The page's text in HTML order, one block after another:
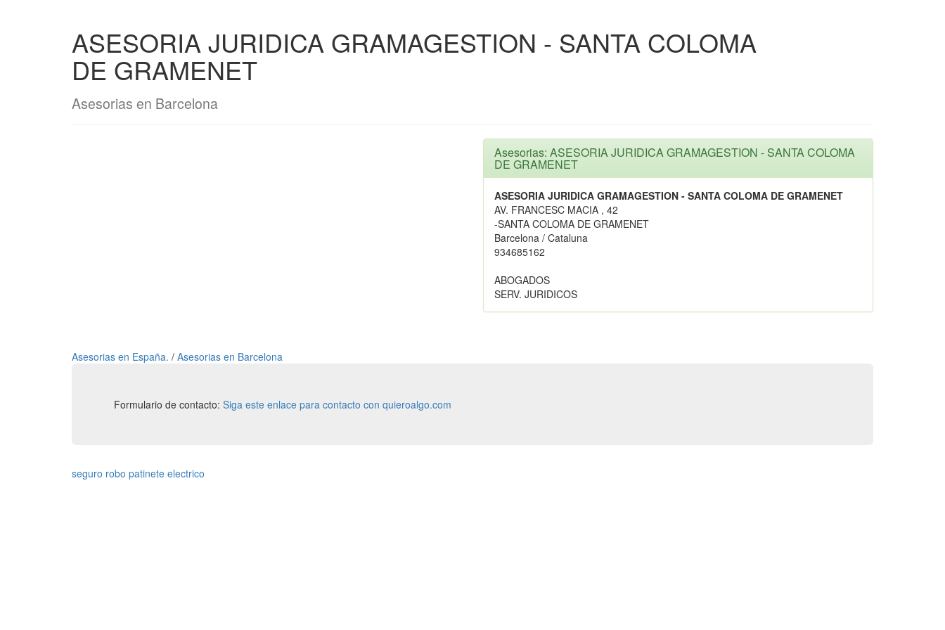
ASESORIA JURIDICA GRAMAGESTION - SANTA COLOMA
DE GRAMENET
Asesorias en Barcelona
Asesorias: ASESORIA JURIDICA GRAMAGESTION - SANTA COLOMA
DE GRAMENET
ASESORIA JURIDICA GRAMAGESTION - SANTA COLOMA DE GRAMENET
AV. FRANCESC MACIA , 42
-SANTA COLOMA DE GRAMENET
Barcelona / Cataluna
934685162
ABOGADOS
SERV. JURIDICOS
Asesorias en España. / Asesorias en Barcelona
Formulario de contacto: Siga este enlace para contacto con quieroalgo.com
seguro robo patinete electrico